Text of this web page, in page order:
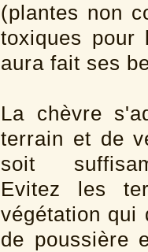
(plantes non
toxiques pour
aura fait ses
La chèvre
terrain et de
soit
Evitez les
végétation qui
de poussière